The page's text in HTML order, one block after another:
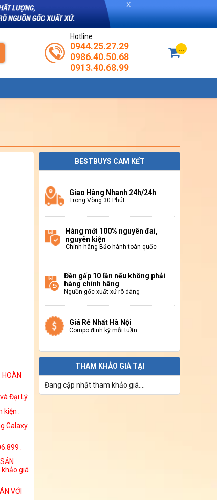
Hotline
0944.25.27.29
0986.40.50.68
0913.40.68.99
...
HOÀN
Đại Lý.
.
Galaxy
.
khảo giá
VỚI
BESTBUYS CAM KẾT
Giao Hàng Nhanh 24h/24h
Trong Vòng 30 Phút
Hàng mới 100% nguyên đai,
nguyên kiện
Chính hãng Bảo hành toàn quốc
Đền gấp 10 lần nếu không phải
hàng chính hãng
Nguồn gốc xuất xứ rõ dàng
Giá Rẻ Nhất Hà Nội
Compo định kỳ mỗi tuần
THAM KHẢO GIÁ TẠI
Đang cập nhật tham khảo giá....